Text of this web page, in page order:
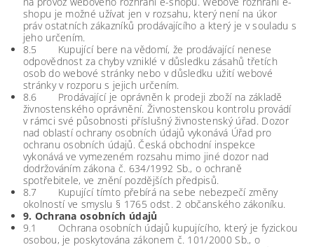
shopu je možné užívat jen v rozsahu, který není na úkor
práv ostatních zákazníků prodávajícího a který je v souladu s
jeho určením.
8.5 Kupující bere na vědomí, že prodávající nenese
odpovědnost za chyby vzniklé v důsledku zásahů třetích
osob do webové stránky nebo v důsledku užití webové
stránky v rozporu s jejich určením.
8.6 Prodávající je oprávněn k prodeji zboží na základě
živnostenského oprávnění. Živnostenskou kontrolu provádí
v rámci své působnosti příslušný živnostenský úřad. Dozor
nad oblastí ochrany osobních údajů vykonává Úřad pro
ochranu osobních údajů. Česká obchodní inspekce
vykonává ve vymezeném rozsahu mimo jiné dozor nad
dodržováním zákona č. 634/1992 Sb., o ochraně
spotřebitele, ve znění pozdějších předpisů.
8.7 Kupující tímto přebírá na sebe nebezpečí změny
okolností ve smyslu § 1765 odst. 2 občanského zákoníku.
9. Ochrana osobních údajů
9.1 Ochrana osobních údajů kupujícího, který je fyzickou
osobou, je poskytována zákonem č. 101/2000 Sb., o